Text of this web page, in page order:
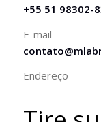
+55 51 98302-
E-mail
Endereço